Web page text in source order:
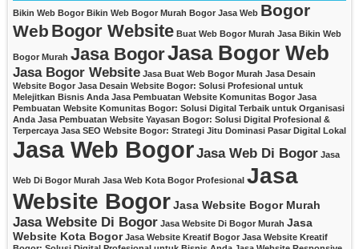
Bikin Web Bogor Bikin Web Bogor Murah Bogor Jasa Web Bogor
Web Bogor Website Buat Web Bogor Murah Jasa Bikin Web
Bogor Murah Jasa BogorJasa Bogor Web
Jasa Bogor Website Jasa Buat Web Bogor Murah Jasa Desain
Website Bogor Jasa Desain Website Bogor: Solusi Profesional untuk
Melejitkan Bisnis Anda Jasa Pembuatan Website Komunitas Bogor Jasa
Pembuatan Website Komunitas Bogor: Solusi Digital Terbaik untuk Organisasi
Anda Jasa Pembuatan Website Yayasan Bogor: Solusi Digital Profesional &
Terpercaya Jasa SEO Website Bogor: Strategi Jitu Dominasi Pasar Digital Lokal
Jasa Web BogorJasa Web Di Bogor Jasa
Web Di Bogor Murah Jasa Web Kota Bogor Profesional Jasa
Website BogorJasa Website Bogor Murah
Jasa Website Di Bogor Jasa Website Di Bogor Murah Jasa
Website Kota Bogor Jasa Website Kreatif Bogor Jasa Website Kreatif